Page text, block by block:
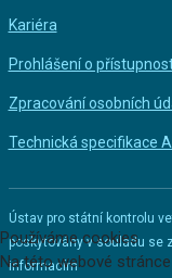
Kariéra
Prohlášení o
Zpracování osobních
Technická specifikace
Ústav pro státní kontrolu
poskytovány v souladu se
informacím
Používáme cookies
Na této webové